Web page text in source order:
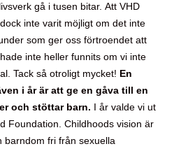
gå i tusen bitar. Att VHD
inte varit möjligt om det inte
som ger oss förtroendet att
inte heller funnits om vi inte
Tack så otroligt mycket! En
i år är att ge en gåva till en
och stöttar barn. I år valde vi ut
Foundation. Childhoods vision är
barndom fri från sexuella